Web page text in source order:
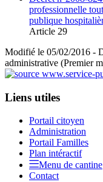
professionnelle
publique
Article 29
Modifié le 05/02/2016 -
administrative (Premier
Liens utiles
Portail citoyen
Administration
Portail Familles
Plan intéractif
Menu de cantine
Contact